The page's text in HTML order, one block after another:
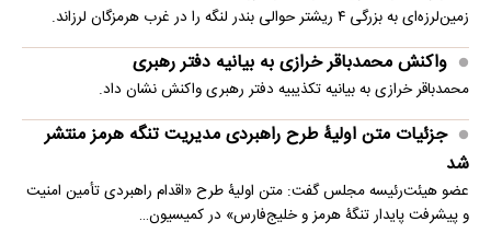
زمین‌لرزه‌ای به بزرگی ۴ ریشتر حوالی بندر لنگه را در غرب هرمزگان لرزاند.
واکنش محمدباقر خرازی به بیانیه دفتر رهبری
محمدباقر خرازی به بیانیه تکذیبیه دفتر رهبری واکنش نشان داد.
جزئیات متن اولیۀ طرح راهبردی مدیریت تنگه هرمز منتشر
شد
عضو هیئت‌رئیسه مجلس گفت: متن اولیۀ طرح «اقدام راهبردی تأمین امنیت
و پیشرفت پایدار تنگۀ هرمز و خلیج‌فارس» در کمیسیون…